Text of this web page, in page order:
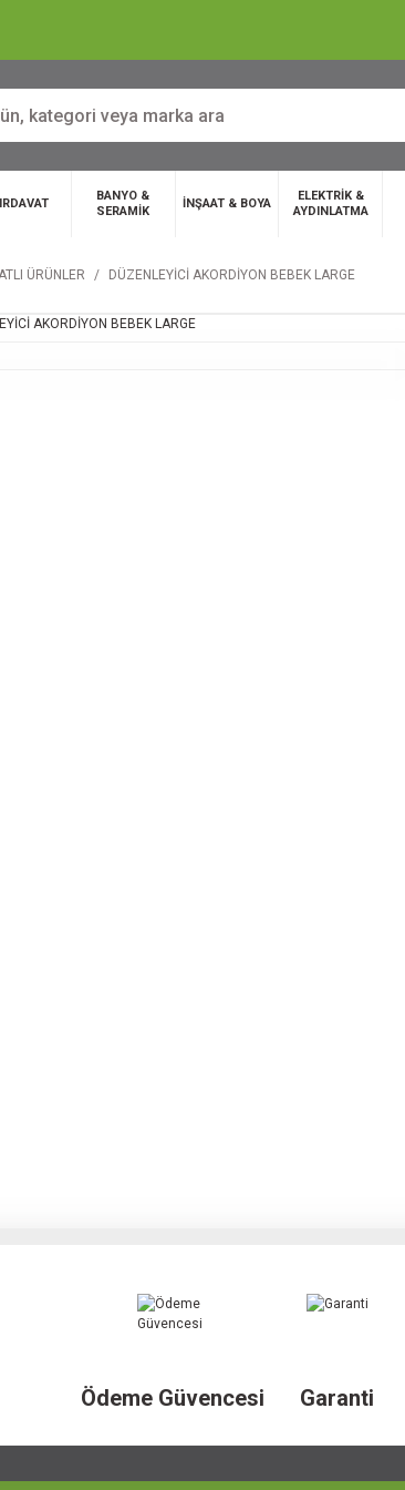
BANYO &
SERAMİK
İNŞAAT & BOYA
ELEKTRİK &
AYDINLATMA
ÜRÜNLER DÜZENLEYİCİ AKORDİYON BEBEK LARGE
Ödeme Güvencesi Garanti